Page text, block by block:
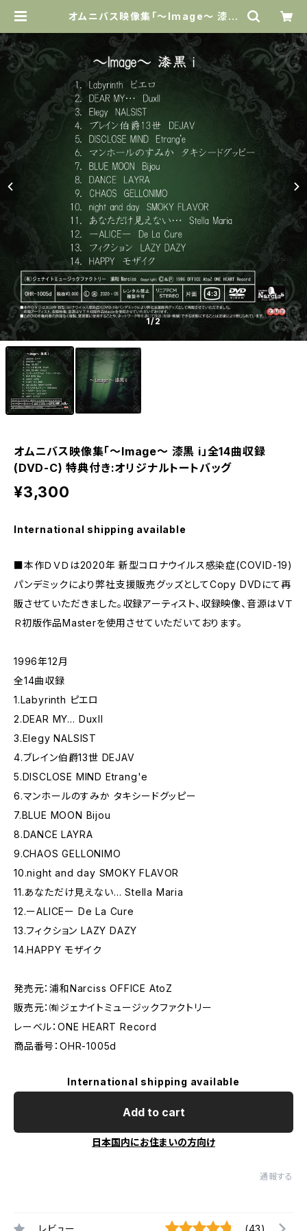
オムニバス映像集「～Image～ 漆黒
リジナルトートバッグ | Narciss of
1/2
オムニバス映像集「～Image～ 漆黒 i」全14曲収録
(DVD-C) 特典付き:オリジナルトートバッグ
¥3,300
International shipping available
■本作ＤＶＤは2020年 新型コロナウイルス感染症(COVID-19)
パンデミックにより弊社支援販売グッズとしてCopy DVDにて再
販させていただきました。収録アーティスト、収録映像、音源はＶＴ
Ｒ初版作品Masterを使用させていただいております。
1996年12月
全14曲収録
1.Labyrinth ピエロ
2.DEAR MY… Duxll
3.Elegy NALSIST
4.ブレイン伯爵13世 DEJAV
5.DISCLOSE MIND Etrang'e
6.マンホールのすみか タキシードグッピー
7.BLUE MOON Bijou
8.DANCE LAYRA
9.CHAOS GELLONIMO
10.night and day SMOKY FLAVOR
11.あなただけ見えない… Stella Maria
12.ーALICEー De La Cure
13.フィクション LAZY DAZY
14.HAPPY モザイク
発売元：浦和Narciss OFFICE AtoZ
販売元：㈲ジェナイトミュージックファクトリー
レーベル：ONE HEART Record
商品番号：OHR-1005d
International shipping available
Add to cart
日本国内にお住まいの方向け
通報する
レビュー (43)